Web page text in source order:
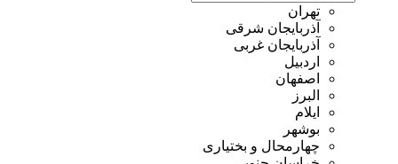
تهران
آذربایجان شرقی
آذربایجان غربی
اردبیل
اصفهان
البرز
ایلام
بوشهر
چهارمحال و بختیاری